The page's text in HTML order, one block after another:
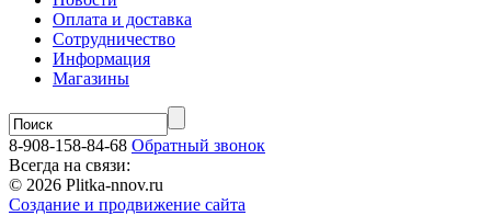
Оплата и доставка
Сотрудничество
Информация
Магазины
8-908-158-84-68 Обратный звонок
Всегда на связи:
© 2026 Plitka-nnov.ru
Создание и продвижение сайта